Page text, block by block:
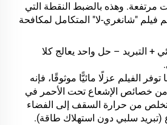
مرتفعة. وهذه بالضبط النقطة التي
فيلم "شانغري-لا" المتكامل لمكافحة
+ التبريد – حل واحد يعالج كلا
توفر الفيلم عزلًا مائيًّا موثوقًا، فإنه
خصائص الإشعاع تحت الأحمر في
من حرارة السقف إلى الفضاء
(تبريد سلبي دون استهلاك طاقة).